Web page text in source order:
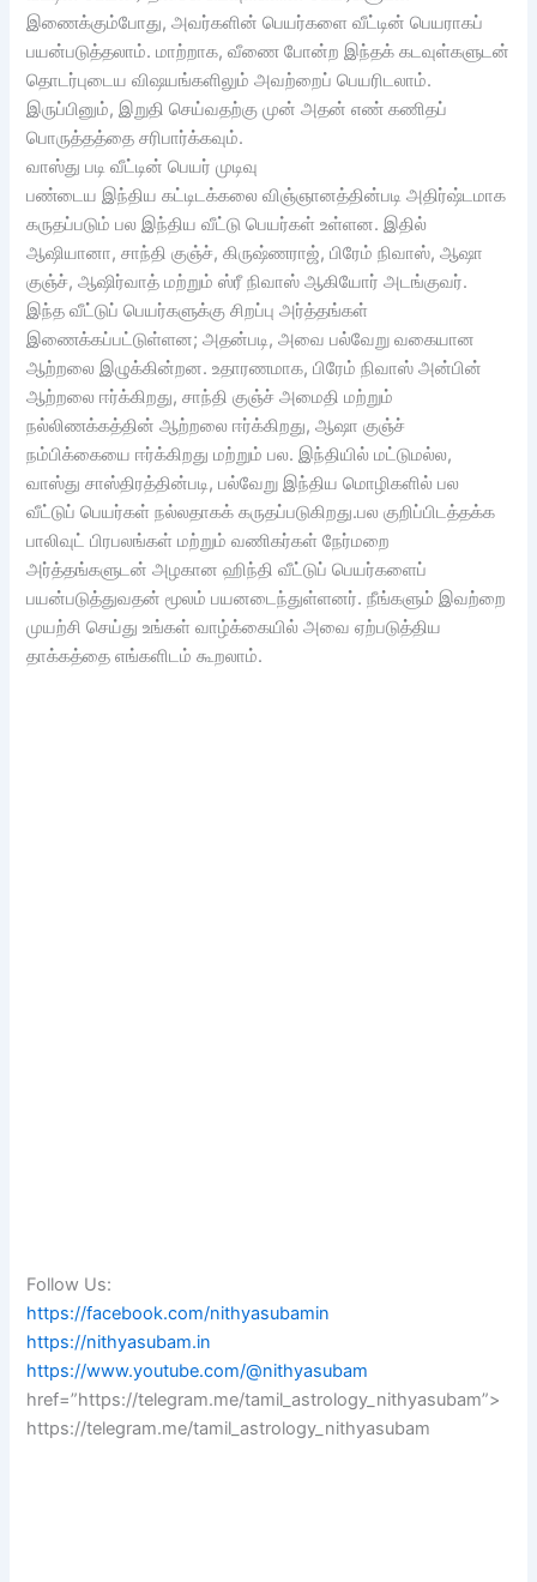
இணைக்கும்போது, அவர்களின் பெயர்களை வீட்டின் பெயராகப்
பயன்படுத்தலாம். மாற்றாக, வீணை போன்ற இந்தக் கடவுள்களுடன்
தொடர்புடைய விஷயங்களிலும் அவற்றைப் பெயரிடலாம்.
இருப்பினும், இறுதி செய்வதற்கு முன் அதன் எண் கணிதப்
பொருத்தத்தை சரிபார்க்கவும்.
வாஸ்து படி வீட்டின் பெயர் முடிவு
பண்டைய இந்திய கட்டிடக்கலை விஞ்ஞானத்தின்படி அதிர்ஷ்டமாக
கருதப்படும் பல இந்திய வீட்டு பெயர்கள் உள்ளன. இதில்
ஆஷியானா, சாந்தி குஞ்ச், கிருஷ்ணராஜ், பிரேம் நிவாஸ், ஆஷா
குஞ்ச், ஆஷிர்வாத் மற்றும் ஸ்ரீ நிவாஸ் ஆகியோர் அடங்குவர்.
இந்த வீட்டுப் பெயர்களுக்கு சிறப்பு அர்த்தங்கள்
இணைக்கப்பட்டுள்ளன; அதன்படி, அவை பல்வேறு வகையான
ஆற்றலை இழுக்கின்றன. உதாரணமாக, பிரேம் நிவாஸ் அன்பின்
ஆற்றலை ஈர்க்கிறது, சாந்தி குஞ்ச் அமைதி மற்றும்
நல்லிணக்கத்தின் ஆற்றலை ஈர்க்கிறது, ஆஷா குஞ்ச்
நம்பிக்கையை ஈர்க்கிறது மற்றும் பல. இந்தியில் மட்டுமல்ல,
வாஸ்து சாஸ்திரத்தின்படி, பல்வேறு இந்திய மொழிகளில் பல
வீட்டுப் பெயர்கள் நல்லதாகக் கருதப்படுகிறது.பல குறிப்பிடத்தக்க
பாலிவுட் பிரபலங்கள் மற்றும் வணிகர்கள் நேர்மறை
அர்த்தங்களுடன் அழகான ஹிந்தி வீட்டுப் பெயர்களைப்
பயன்படுத்துவதன் மூலம் பயனடைந்துள்ளனர். நீங்களும் இவற்றை
முயற்சி செய்து உங்கள் வாழ்க்கையில் அவை ஏற்படுத்திய
தாக்கத்தை எங்களிடம் கூறலாம்.
Follow Us:
https://facebook.com/nithyasubamin
https://nithyasubam.in
https://www.youtube.com/@nithyasubam
href=”https://telegram.me/tamil_astrology_nithyasubam”>
https://telegram.me/tamil_astrology_nithyasubam